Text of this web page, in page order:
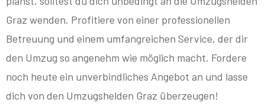
Graz wenden. Profitiere von einer professionellen
Betreuung und einem umfangreichen Service, der dir
den Umzug so angenehm wie möglich macht. Fordere
noch heute ein unverbindliches Angebot an und lasse
dich von den Umzugshelden Graz überzeugen!